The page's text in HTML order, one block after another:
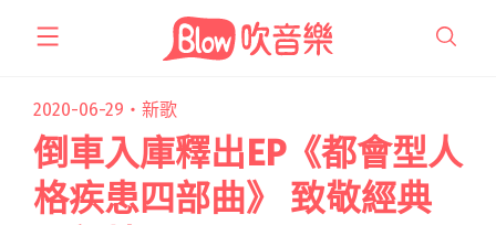
2020-06-29・ 新歌
倒車入庫釋出EP《都會型人
格疾患四部曲》 致敬經典